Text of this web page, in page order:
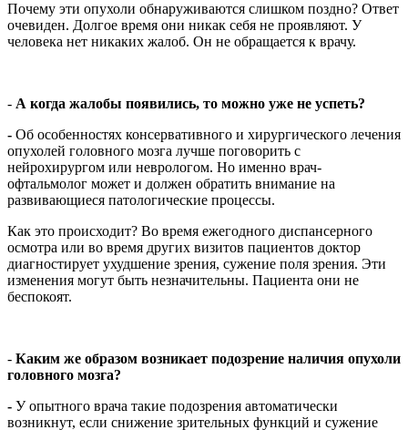
Почему эти опухоли обнаруживаются слишком поздно? Ответ
очевиден. Долгое время они никак себя не проявляют. У
человека нет никаких жалоб. Он не обращается к врачу.
- А когда жалобы появились, то можно уже не успеть?
- Об особенностях консервативного и хирургического лечения
опухолей головного мозга лучше поговорить с
нейрохирургом или неврологом. Но именно врач-
офтальмолог может и должен обратить внимание на
развивающиеся патологические процессы.
Как это происходит? Во время ежегодного диспансерного
осмотра или во время других визитов пациентов доктор
диагностирует ухудшение зрения, сужение поля зрения. Эти
изменения могут быть незначительны. Пациента они не
беспокоят.
- Каким же образом возникает подозрение наличия опухоли
головного мозга?
- У опытного врача такие подозрения автоматически
возникнут, если снижение зрительных функций и сужение